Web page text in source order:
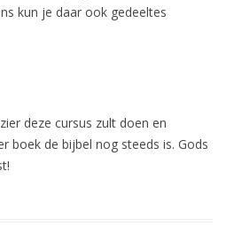
kun je daar ook gedeeltes
deze cursus zult doen en
boek de bijbel nog steeds is. Gods